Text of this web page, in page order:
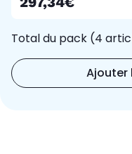
Total du pack (4
Ajouter